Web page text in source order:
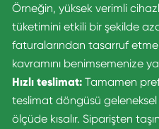
Örneğin, yüksek verimli
tüketimini etkili bir şekilde
faturalarından tasarruf
kavramını benimsemenize
Hızlı teslimat: Tamamen
teslimat döngüsü geleneksel
ölçüde kısalır. Siparişten